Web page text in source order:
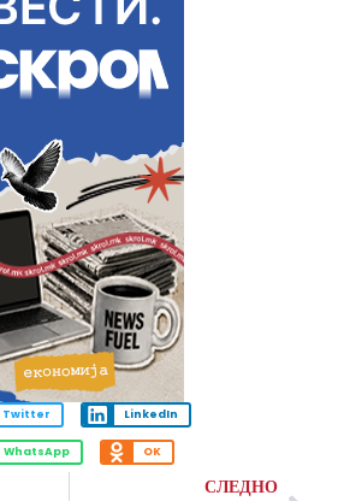
Twitter LinkedIn
WhatsApp OK
СЛЕДНО